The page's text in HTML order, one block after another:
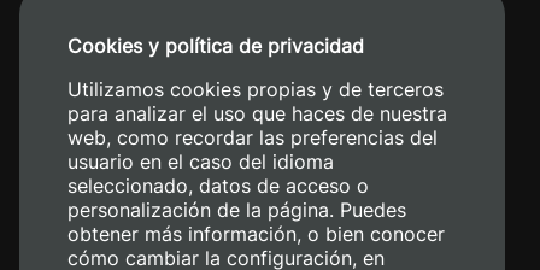
+34 620 04 00 50
Cookies y política de privacidad
Utilizamos cookies propias y de terceros
para analizar el uso que haces de nuestra
web, como recordar las preferencias del
usuario en el caso del idioma
seleccionado, datos de acceso o
personalización de la página. Puedes
obtener más información, o bien conocer
cómo cambiar la configuración, en